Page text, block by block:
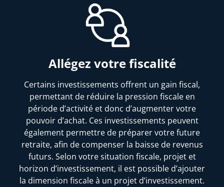
Allégez votre fiscalité
Certains investissements offrent un gain fiscal,
permettant de réduire la pression fiscale en
période d’activité et donc d’augmenter votre
pouvoir d’achat. Ces investissements peuvent
également permettre de préparer votre future
retraite, afin de compenser la baisse de revenus
futurs. Selon votre situation fiscale, projet et
horizon d’investissement, il est possible d’ajouter
la dimension fiscale à un projet d’investissement.